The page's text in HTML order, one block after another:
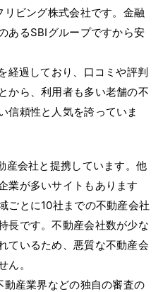
ビング株式会社です。金融
あるSBIグループですから安
経過しており、口コミや評判
から、利用者も多い老舗の不
信頼性と人気を誇っていま
産会社と提携しています。他
業が多いサイトもあります
ごとに10社までの不動産会社
長です。不動産会社数が少な
ているため、悪質な不動産会
ん。
産業界などの独自の審査の